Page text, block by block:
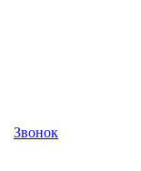
Звонок